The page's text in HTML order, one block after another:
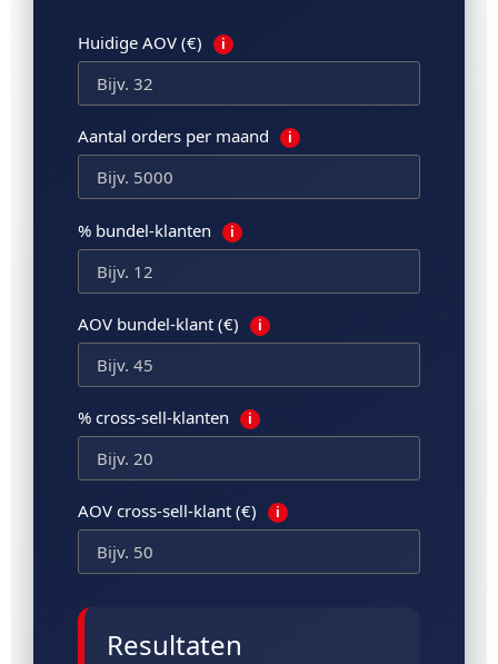
Huidige AOV (€) i
Aantal orders per maand i
% bundel-klanten i
AOV bundel-klant (€) i
% cross-sell-klanten i
AOV cross-sell-klant (€) i
Resultaten